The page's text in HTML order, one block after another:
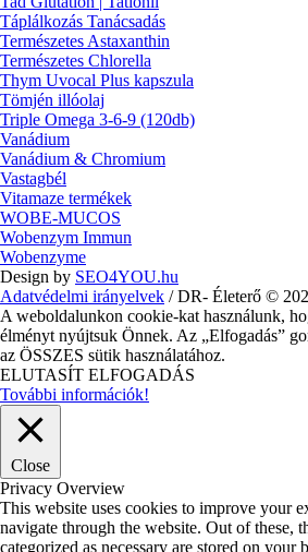
Táplálkozás Tanácsadás
Természetes Astaxanthin
Természetes Chlorella
Thym Uvocal Plus kapszula
Tömjén illóolaj
Triple Omega 3-6-9 (120db)
Vanádium
Vanádium & Chromium
Vastagbél
Vitamaze termékek
WOBE-MUCOS
Wobenzym Immun
Wobenzyme
Design by SEO4YOU.hu
Adatvédelmi irányelvek / DR- Életerő ©
A weboldalunkon cookie-kat használunk,
élményt nyújtsuk Önnek. Az „Elfogadás”
az ÖSSZES sütik használatához.
ELUTASÍT ELFOGADÁS
További információk!
Close
Privacy Overview
This website uses cookies to improve your
navigate through the website. Out of these,
categorized as necessary are stored on your